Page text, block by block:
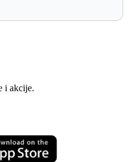
i akcije.